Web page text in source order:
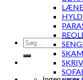
Søg
efter: